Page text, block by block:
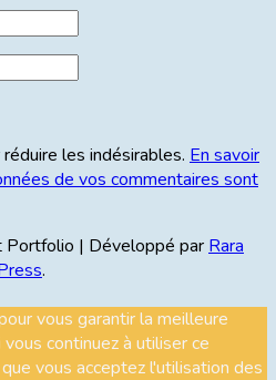
les indésirables. En savoir
de vos commentaires sont
Portfolio | Développé par Rara
.
vous garantir la meilleure
continuez à utiliser ce
vous acceptez l'utilisation des